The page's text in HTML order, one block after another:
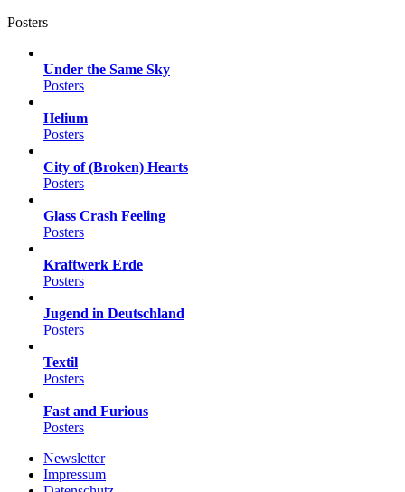
Posters
Under the Same Sky
Posters
Helium
Posters
City of (Broken) Hearts
Posters
Glass Crash Feeling
Posters
Kraftwerk Erde
Posters
Jugend in Deutschland
Posters
Textil
Posters
Fast and Furious
Posters
Newsletter
Impressum